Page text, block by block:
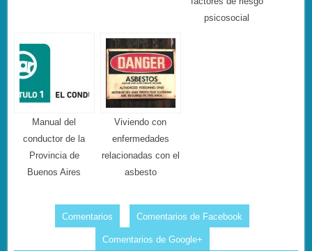
psicosocial
Manual del
conductor de la
Provincia de
Buenos Aires
Viviendo con
enfermedades
relacionadas con el
asbesto
Comentarios Comentarios de Facebook
Comentarios de Google+